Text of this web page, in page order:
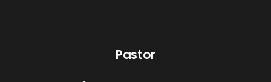
Pastor